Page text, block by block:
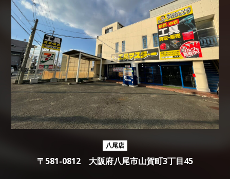
八尾店
〒581-0812 大阪府八尾市山賀町3丁目45